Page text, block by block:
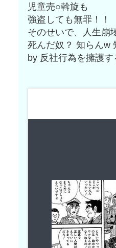
児童売○斡旋も
強盗しても無罪！！
そのせいで、人生崩
死んだ奴？ 知らんw
by 反社行為を擁護